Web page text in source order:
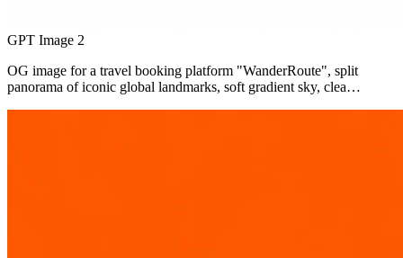
GPT Image 2
OG image for a travel booking platform "WanderRoute", split
panorama of iconic global landmarks, soft gradient sky, clea…